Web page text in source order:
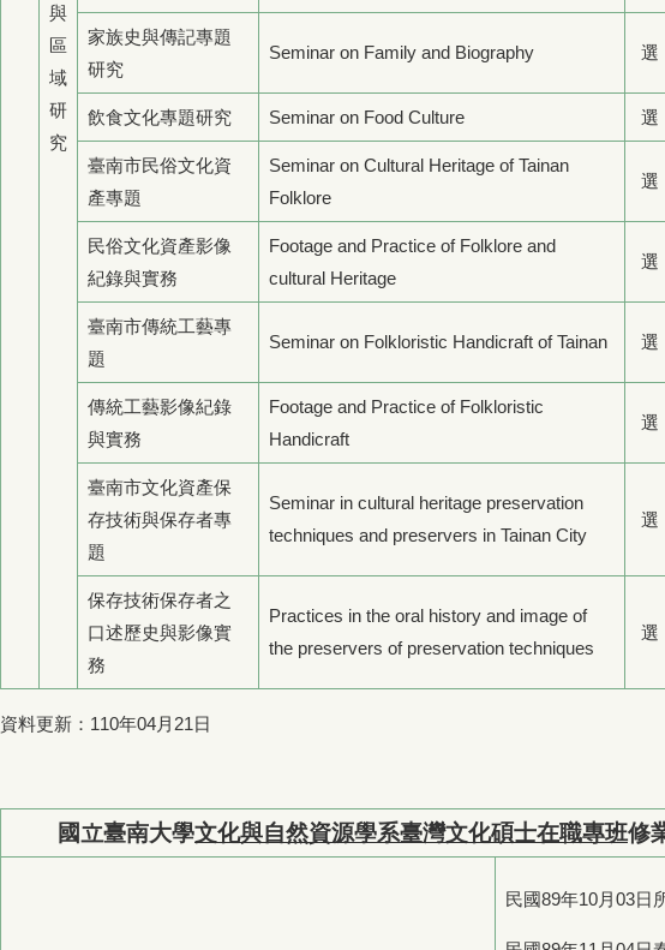
與
區
域
研
究
家族史與傳記專題
研究
Seminar on Family and Biography 選
飲食文化專題研究 Seminar on Food Culture 選
臺南市民俗文化資
產專題
Seminar on Cultural Heritage of Tainan
Folklore
選
民俗文化資產影像
紀錄與實務
Footage and Practice of Folklore and
cultural Heritage
選
臺南市傳統工藝專
題
Seminar on Folkloristic Handicraft of Tainan 選
傳統工藝影像紀錄
與實務
Footage and Practice of Folkloristic
Handicraft
選
臺南市文化資產保
存技術與保存者專
題
Seminar in cultural heritage preservation
techniques and preservers in Tainan City
選
保存技術保存者之
口述歷史與影像實
務
Practices in the oral history and image of
the preservers of preservation techniques
選
資料更新：110年04月21日
國立臺南大學文化與自然資源學系臺灣文化碩士在職專班修
民國89年10月03日